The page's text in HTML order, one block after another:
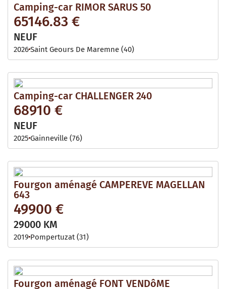
Camping-car RIMOR SARUS 50
65146.83 €
NEUF
2026Saint Geours De Maremne (40)
Camping-car CHALLENGER 240
68910 €
NEUF
2025 Gainneville (76)
Fourgon aménagé CAMPEREVE MAGELLAN
643
49900 €
29000 KM
2019 Pompertuzat (31)
Fourgon aménagé FONT VENDôME